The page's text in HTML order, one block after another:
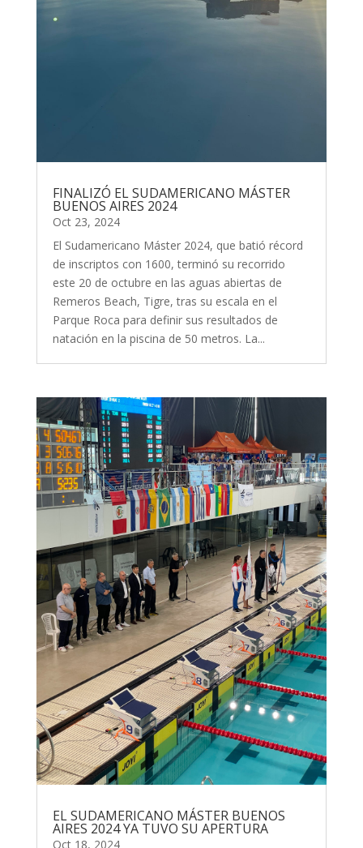
FINALIZÓ EL SUDAMERICANO MÁSTER
BUENOS AIRES 2024
Oct 23, 2024
El Sudamericano Máster 2024, que batió récord
de inscriptos con 1600, terminó su recorrido
este 20 de octubre en las aguas abiertas de
Remeros Beach, Tigre, tras su escala en el
Parque Roca para definir sus resultados de
natación en la piscina de 50 metros. La...
EL SUDAMERICANO MÁSTER BUENOS
AIRES 2024 YA TUVO SU APERTURA
Oct 18, 2024